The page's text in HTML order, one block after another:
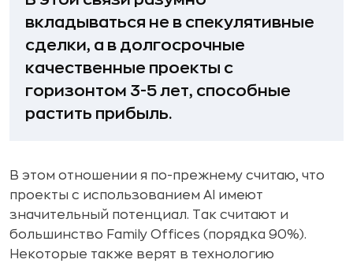
вкладываться не в спекулятивные
сделки, а в долгосрочные
качественные проекты с
горизонтом 3-5 лет, способные
растить прибыль.
В этом отношении я по-прежнему считаю, что
проекты с использованием AI имеют
значительный потенциал. Так считают и
большинство Family Offices (порядка 90%).
Некоторые также верят в технологию